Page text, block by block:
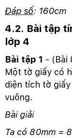
Đáp số: 160cm
4.2. Bài tập
lớp 4
Bài tập 1 - (Bài
Một tờ giấy có
diện tích tờ
vuông.
Bài giải
Ta có 80mm =